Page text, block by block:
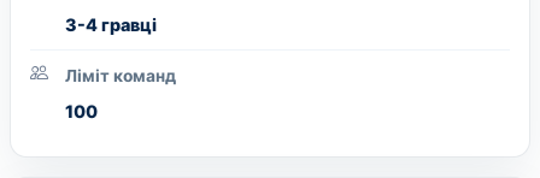
3-4 гравці
Ліміт команд
100